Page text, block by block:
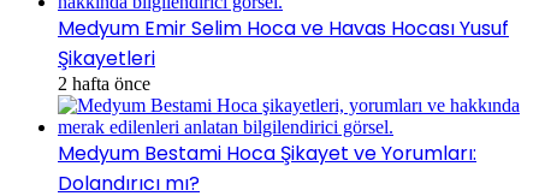
Medyum Emir Selim Hoca ve Havas Hocası Yusuf
Şikayetleri
2 hafta önce
Medyum Bestami Hoca Şikayet ve Yorumları:
Dolandırıcı mı?